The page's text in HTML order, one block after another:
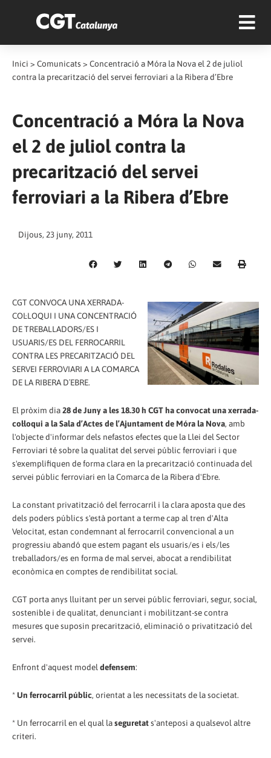
Inici > Comunicats > Concentració a Móra la Nova el 2 de juliol
contra la precarització del servei ferroviari a la Ribera d’Ebre
Concentració a Móra la Nova
el 2 de juliol contra la
precarització del servei
ferroviari a la Ribera d’Ebre
Dijous, 23 juny, 2011
CGT CONVOCA UNA XERRADA-
COL·LOQUI I UNA CONCENTRACIÓ
DE TREBALLADORS/ES I
USUARIS/ES DEL FERROCARRIL
CONTRA LES PRECARITZACIÓ DEL
SERVEI FERROVIARI A LA COMARCA
DE LA RIBERA D´EBRE.
El pròxim dia28 de Juny a les 18.30 h CGT ha convocat una xerrada-
col·loqui a la Sala d’Actes de l’Ajuntament de Móra la Nova, amb
l'objecte d'informar dels nefastos efectes que la Llei del Sector
Ferroviari té sobre la qualitat del servei públic ferroviari i que
s'exemplifiquen de forma clara en la precarització continuada del
servei públic ferroviari en la Comarca de la Ribera d'Ebre.
La constant privatització del ferrocarril i la clara aposta que des
dels poders públics s'està portant a terme cap al tren d'Alta
Velocitat, estan condemnant al ferrocarril convencional a un
progressiu abandó que estem pagant els usuaris/es i els/les
treballadors/es en forma de mal servei, abocat a rendibilitat
econòmica en comptes de rendibilitat social.
CGT porta anys lluitant per un servei públic ferroviari, segur, social,
sostenible i de qualitat, denunciant i mobilitzant-se contra
mesures que suposin precarització, eliminació o privatització del
servei.
Enfront d'aquest model defensem:
*Un ferrocarril públic, orientat a les necessitats de la societat.
* Un ferrocarril en el qual laseguretats'anteposi a qualsevol altre
criteri.